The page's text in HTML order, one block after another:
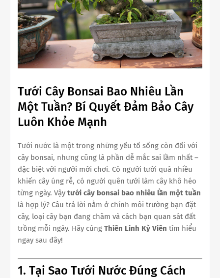
Tưới Cây Bonsai Bao Nhiêu Lần
Một Tuần? Bí Quyết Đảm Bảo Cây
Luôn Khỏe Mạnh
Tưới nước là một trong những yếu tố sống còn đối với
cây bonsai, nhưng cũng là phần dễ mắc sai lầm nhất –
đặc biệt với người mới chơi. Có người tưới quá nhiều
khiến cây úng rễ, có người quên tưới làm cây khô héo
từng ngày. Vậy tưới cây bonsai bao nhiêu lần một tuần
là hợp lý? Câu trả lời nằm ở chính môi trường bạn đặt
cây, loại cây bạn đang chăm và cách bạn quan sát đất
trồng mỗi ngày. Hãy cùng Thiên Linh Kỳ Viên tìm hiểu
ngay sau đây!
1. Tại Sao Tưới Nước Đúng Cách